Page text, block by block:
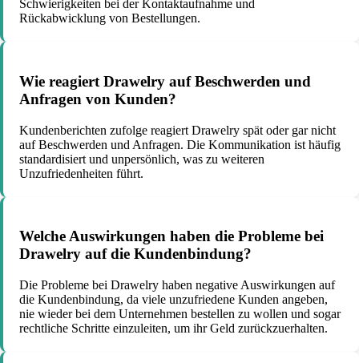
Schwierigkeiten bei der Kontaktaufnahme und
Rückabwicklung von Bestellungen.
Wie reagiert Drawelry auf Beschwerden und
Anfragen von Kunden?
Kundenberichten zufolge reagiert Drawelry spät oder gar nicht
auf Beschwerden und Anfragen. Die Kommunikation ist häufig
standardisiert und unpersönlich, was zu weiteren
Unzufriedenheiten führt.
Welche Auswirkungen haben die Probleme bei
Drawelry auf die Kundenbindung?
Die Probleme bei Drawelry haben negative Auswirkungen auf
die Kundenbindung, da viele unzufriedene Kunden angeben,
nie wieder bei dem Unternehmen bestellen zu wollen und sogar
rechtliche Schritte einzuleiten, um ihr Geld zurückzuerhalten.